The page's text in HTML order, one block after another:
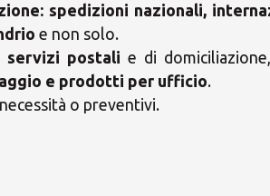
spedizioni nazionali,
e non solo.
servizi postali e di domiciliazione,
e prodotti per ufficio.
o preventivi.